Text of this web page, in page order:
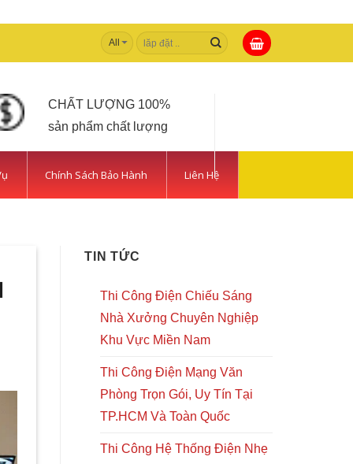
Tìm
kiếm:
CHẤT LƯỢNG 100%
sản phẩm chất lượng
Chính Sách Bảo Hành Liên Hệ
KIỆM | CAMERA
trong [...]
TIN TỨC
Thi Công Điện Chiếu Sáng
Nhà Xưởng Chuyên Nghiệp
Khu Vực Miền Nam
Thi Công Điện Mạng Văn
Phòng Trọn Gói, Uy Tín Tại
TP.HCM Và Toàn Quốc
Thi Công Hệ Thống Điện Nhẹ